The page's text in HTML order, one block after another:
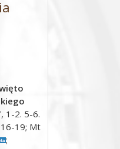
1-2. 5-6.
16-19; Mt